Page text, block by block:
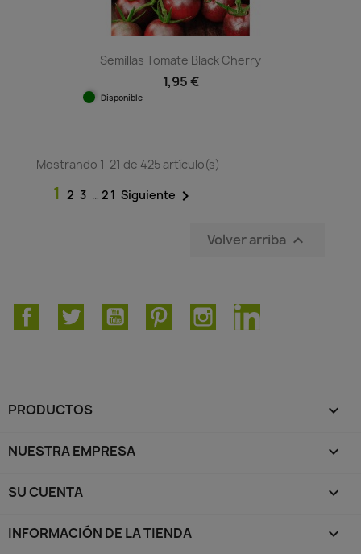
Semillas Tomate Black Cherry
1,95 €
Disponible
Mostrando 1-21 de 425 artículo(s)
1 2 3 … 21 Siguiente 
Volver arriba 
FacebookTwitter YouTube PinterestInstagramLinkedIn
PRODUCTOS 
NUESTRA EMPRESA 
SU CUENTA 
INFORMACIÓN DE LA TIENDA keyboard_arrow_down